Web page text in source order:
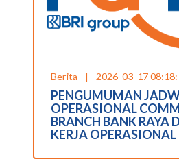
Berita 2026-03-17
PENGUMUMAN
OPERASIONAL
BRANCH BANK RAYA
KERJA OPERASIONAL